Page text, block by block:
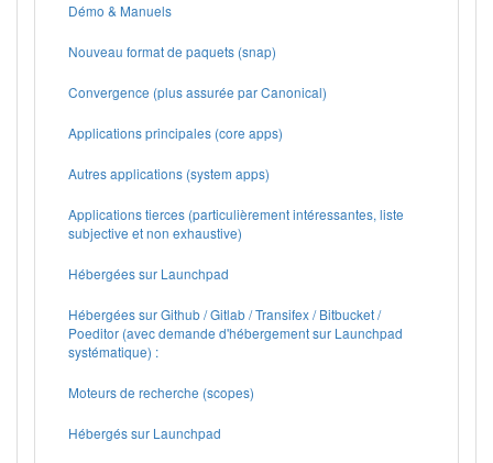
Démo & Manuels
Nouveau format de paquets (snap)
Convergence (plus assurée par Canonical)
Applications principales (core apps)
Autres applications (system apps)
Applications tierces (particulièrement intéressantes, liste
subjective et non exhaustive)
Hébergées sur Launchpad
Hébergées sur Github / Gitlab / Transifex / Bitbucket /
Poeditor (avec demande d'hébergement sur Launchpad
systématique) :
Moteurs de recherche (scopes)
Hébergés sur Launchpad